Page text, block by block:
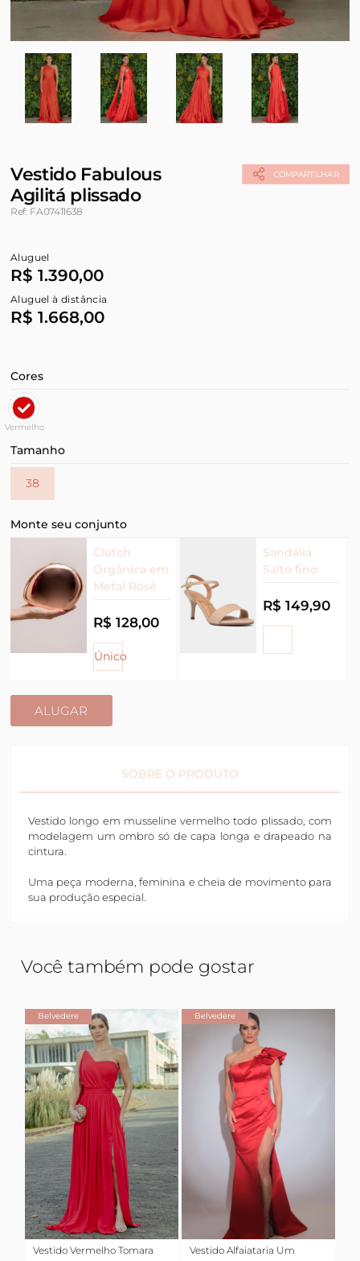
COMPARTILHAR
Vestido Fabulous
Agilitá plissado
Ref: FA07411638
Aluguel
R$ 1.390,00
Aluguel à distância
R$ 1.668,00
Cores
Vermelho
Tamanho
38
Monte seu conjunto
Clutch
Orgânica em
Metal Rosê
R$ 128,00
Único
Sandália
Salto fino
R$ 149,90
ALUGAR
SOBRE O PRODUTO
Vestido longo em musseline vermelho todo plissado, com
modelagem um ombro só de capa longa e drapeado na
cintura.
Uma peça moderna, feminina e cheia de movimento para
sua produção especial.
Você também pode gostar
Belvedere
Vestido Vermelho Tomara
Belvedere
Vestido Alfaiataria Um